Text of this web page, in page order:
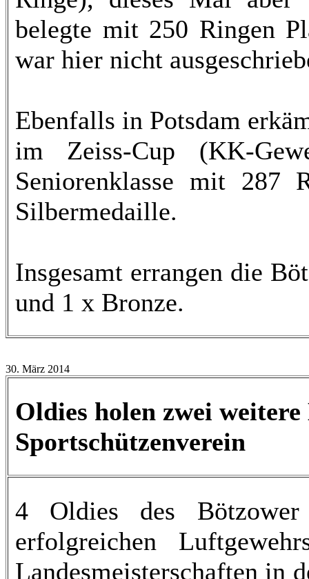
belegte mit 250 Ringen
war hier nicht
Ebenfalls in Potsdam
im Zeiss-Cup (KK-
Seniorenklasse mit 287
Silbermedaille.
Insgesamt errangen die
und 1 x Bronze.
30. März 2014
Oldies holen zwei
Sportschützenverein
4 Oldies des Bötzower
erfolgreichen
Landesmeisterschaften in